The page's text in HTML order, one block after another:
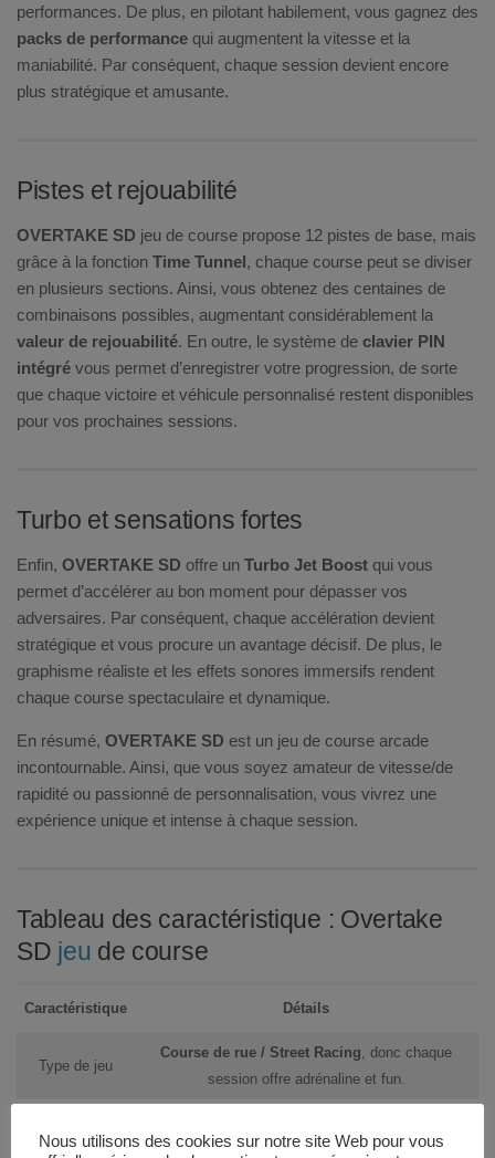
performances. De plus, en pilotant habilement, vous gagnez des
packs de performance qui augmentent la vitesse et la
maniabilité. Par conséquent, chaque session devient encore
plus stratégique et amusante.
Pistes et rejouabilité
OVERTAKE SD jeu de course propose 12 pistes de base, mais
grâce à la fonction Time Tunnel, chaque course peut se diviser
en plusieurs sections. Ainsi, vous obtenez des centaines de
combinaisons possibles, augmentant considérablement la
valeur de rejouabilité. En outre, le système de clavier PIN
intégré vous permet d’enregistrer votre progression, de sorte
que chaque victoire et véhicule personnalisé restent disponibles
pour vos prochaines sessions.
Turbo et sensations fortes
Enfin, OVERTAKE SD offre un Turbo Jet Boost qui vous
permet d’accélérer au bon moment pour dépasser vos
adversaires. Par conséquent, chaque accélération devient
stratégique et vous procure un avantage décisif. De plus, le
graphisme réaliste et les effets sonores immersifs rendent
chaque course spectaculaire et dynamique.
En résumé, OVERTAKE SD est un jeu de course arcade
incontournable. Ainsi, que vous soyez amateur de vitesse/de
rapidité ou passionné de personnalisation, vous vivrez une
expérience unique et intense à chaque session.
Tableau des caractéristique : Overtake
SD jeu de course
Caractéristique Détails
Type de jeu
Course de rue / Street Racing , donc chaque
session offre adrénaline et fun.
conçu par des experts en arcade.
Nous utilisons des cookies sur notre site Web pour vous